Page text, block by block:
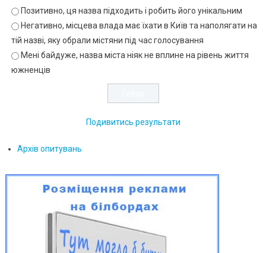
Позитивно, ця назва підходить і робить його унікальним
Негативно, місцева влада має їхати в Київ та наполягати на
тій назві, яку обрали містяни під час голосування
Мені байдуже, назва міста ніяк не вплине на рівень життя
южненців
Подивитись результати
Архів опитувань